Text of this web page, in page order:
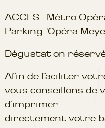
ACCES : Métro
Parking "Opéra
Dégustation
Afin de faciliter
vous conseillons de
d’imprimer
directement votre